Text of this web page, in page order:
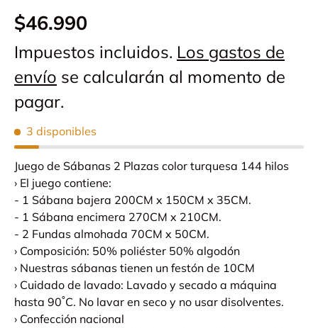
$46.990
Impuestos incluidos. Los gastos de
envío se calcularán al momento de
pagar.
3 disponibles
Juego de Sábanas 2 Plazas color turquesa 144 hilos
› El juego contiene:
- 1 Sábana bajera 200CM x 150CM x 35CM.
- 1 Sábana encimera 270CM x 210CM.
- 2 Fundas almohada 70CM x 50CM.
› Composición: 50% poliéster 50% algodón
› Nuestras sábanas tienen un festón de 10CM
› Cuidado de lavado: Lavado y secado a máquina
hasta 90˚C. No lavar en seco y no usar disolventes.
› Confección nacional